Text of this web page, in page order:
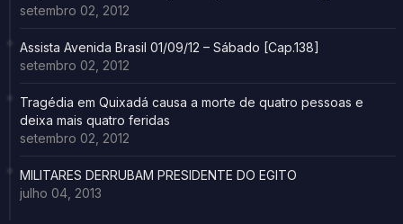
setembro 02, 2012
Assista Avenida Brasil 01/09/12 – Sábado [Cap.138]
setembro 02, 2012
Tragédia em Quixadá causa a morte de quatro pessoas e
deixa mais quatro feridas
setembro 02, 2012
MILITARES DERRUBAM PRESIDENTE DO EGITO
julho 04, 2013